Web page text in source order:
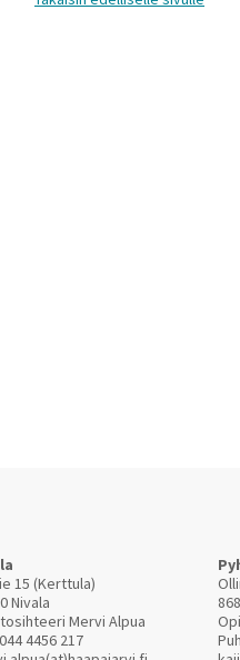
15 (Kerttula)
Nivala
Mervi Alpua
044 4456 217